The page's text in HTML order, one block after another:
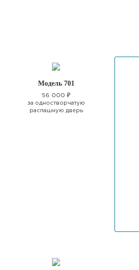
Модель 701
56 000 ₽
за одностворчатую
распашную дверь